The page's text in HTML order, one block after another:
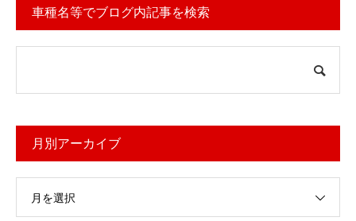
車種名等でブログ内記事を検索
月別アーカイブ
月を選択